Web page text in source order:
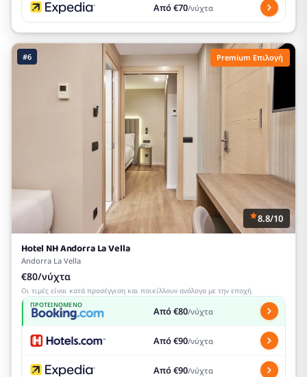
Από €70/νύχτα
#6 Premium Επιλογή
8.8/10
Hotel NH Andorra La Vella
Andorra La Vella
€80/νύχτα
Οι τιμές είναι κατά προσέγγιση και ποικίλλουν ανάλογα με την εποχή
ΠΡΟΤΕΙΝΌΜΕΝΟ Από €80/νύχτα
Από €90/νύχτα
Από €90/νύχτα